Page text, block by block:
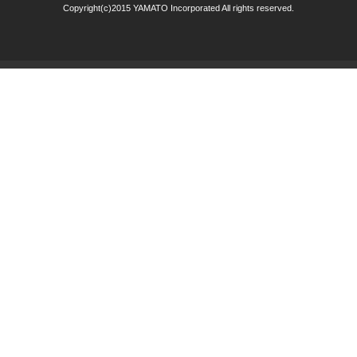
Copyright(c)2015 YAMATO Incorporated All rights reserved.